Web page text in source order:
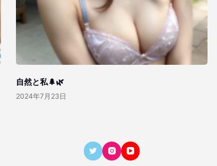
自然と私🌲🌿
2024年7月23日